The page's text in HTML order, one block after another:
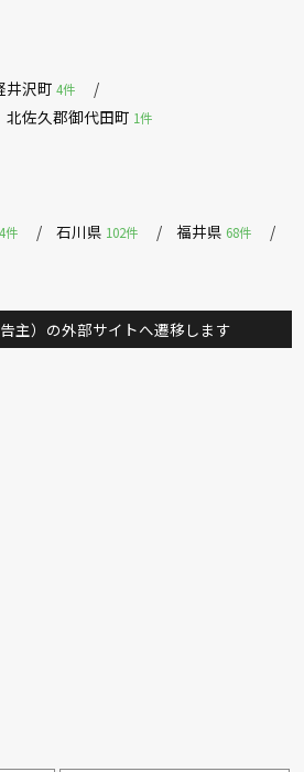
井沢町4件
北佐久郡御代田町 1件
件 石川県 102件 福井県 68件
主）の外部サイトへ遷移します